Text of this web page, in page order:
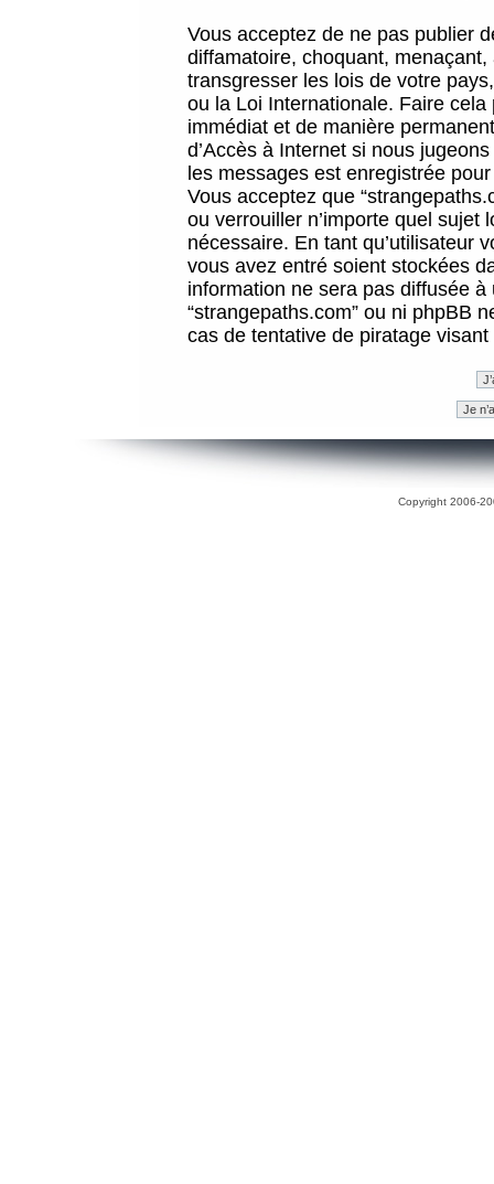
Vous acceptez de ne pas publier
diffamatoire, choquant,
transgresser les lois de votre
ou la Loi Internationale. Faire
immédiat et de manière
d’Accès à Internet si nous
les messages est enregistrée
Vous acceptez que
ou verrouiller n’importe quel sujet
nécessaire. En tant qu’utilisateur
vous avez entré soient stockées
information ne sera pas diffusée
“strangepaths.com” ou ni phpBB
cas de tentative de piratage
Copyright 2006-